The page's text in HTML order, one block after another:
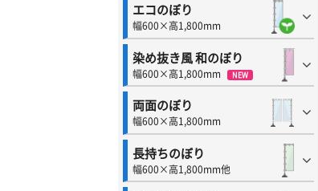
エコのぼり
幅600×高1,800mm
染め抜き風 和のぼり
幅600×高1,800mm NEW
両面のぼり
幅600×高1,800mm
長持ちのぼり
幅600×高1,800mm他